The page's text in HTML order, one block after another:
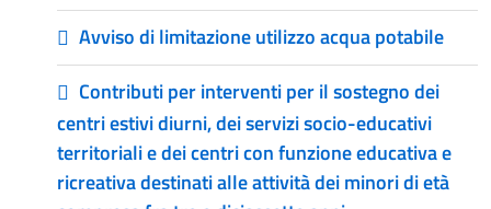
Avviso di limitazione utilizzo acqua potabile
Contributi per interventi per il sostegno dei
centri estivi diurni, dei servizi socio-educativi
territoriali e dei centri con funzione educativa e
ricreativa destinati alle attività dei minori di età